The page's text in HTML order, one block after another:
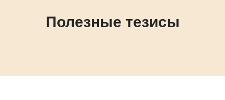
Полезные тезисы